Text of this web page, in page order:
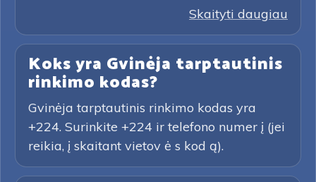
Skaityti daugiau
Koks yra Gvinėja tarptautinis
rinkimo kodas?
Gvinėja tarptautinis rinkimo kodas yra
+224. Surinkite +224 ir telefono numer į (jei
reikia, į skaitant vietov ė s kod ą).